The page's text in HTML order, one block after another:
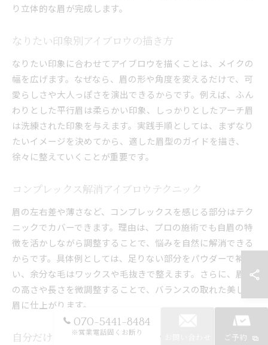
り立体的な眉が完成します。
なりたい印象別アイブロウの描き方
なりたい印象に合わせてアイブロウを描くことは、メイクの
幅を広げます。なぜなら、眉の形や角度を変えるだけで、可
愛らしさや大人っぽさを演出できるからです。例えば、ふん
わりとした平行眉は柔らかい印象、しっかりとしたアーチ眉
は洗練された印象を与えます。実践手順としては、まずなり
たいイメージを決めてから、適した眉型のガイドを描き、
徐々に整えていくことが重要です。
コンプレックス解消アイブロウテクニック
眉の左右差や薄さなど、コンプレックスを感じる部分はテク
ニックでカバーできます。理由は、プロの施術でも自眉の特
徴を活かしながら調整することで、悩みを自然に解消できる
からです。具体例としては、足りない部分をパウダーで補
い、余分な毛はワックスや毛抜きで整えます。さらに、眉尻
の高さや長さを微調整することで、バランスの取れた美しい
眉に仕上がります。
自分だけのアイブロウスタイルを見つける
070-5441-8484
※営業電話固くお断り
ご予約